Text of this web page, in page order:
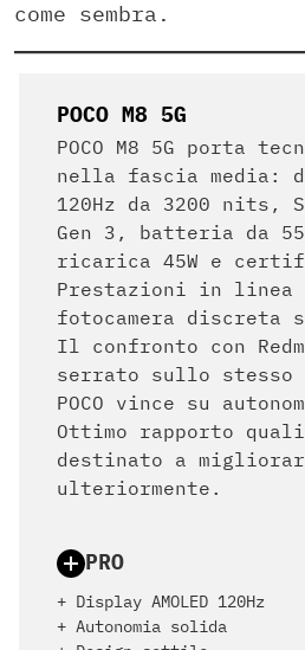
come sembra.
POCO M8 5G
POCO M8 5G porta
nella fascia media:
120Hz da 3200 nits,
Gen 3, batteria da
ricarica 45W e
Prestazioni in linea
fotocamera discreta
Il confronto con
serrato sullo stesso
POCO vince su
Ottimo rapporto
destinato a
ulteriormente.
PRO
+ Display AMOLED 120Hz
+ Autonomia solida